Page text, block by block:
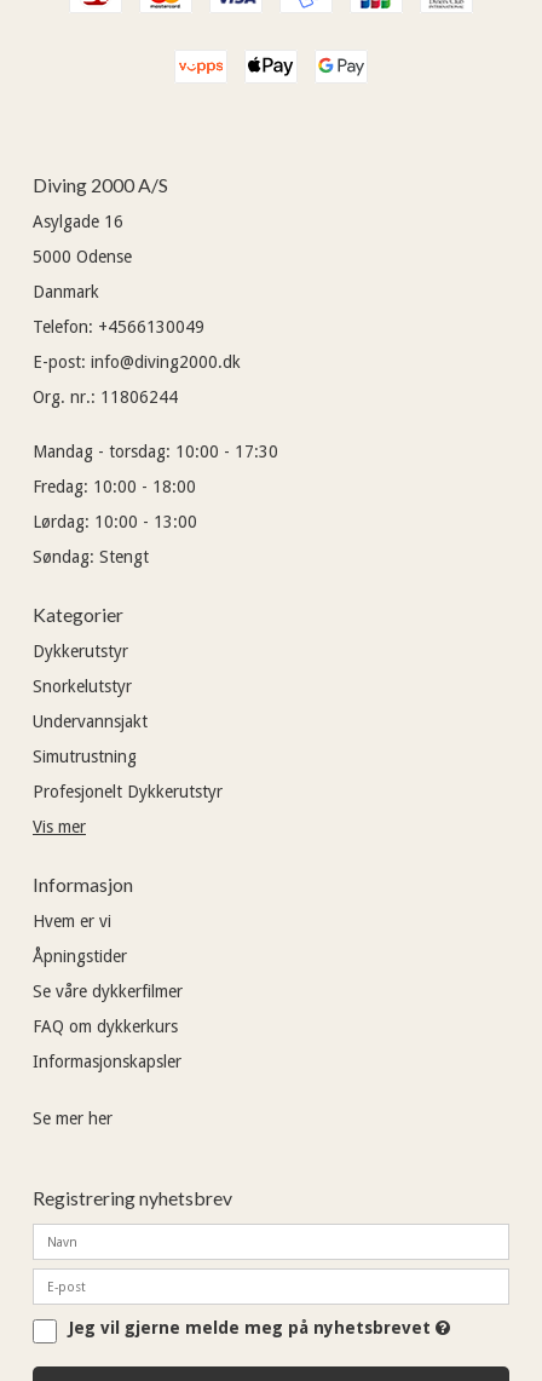
Diving 2000 A/S
Asylgade 16
5000 Odense
Danmark
Telefon: +4566130049
E-post: info@diving2000.dk
Org. nr.: 11806244
Mandag - torsdag: 10:00 - 17:30
Fredag: 10:00 - 18:00
Lørdag: 10:00 - 13:00
Søndag: Stengt
Kategorier
Dykkerutstyr
Snorkelutstyr
Undervannsjakt
Simutrustning
Profesjonelt Dykkerutstyr
Vis mer
Informasjon
Hvem er vi
Åpningstider
Se våre dykkerfilmer
FAQ om dykkerkurs
Informasjonskapsler
Se mer her
Registrering nyhetsbrev
Jeg vil gjerne melde meg på nyhetsbrevet